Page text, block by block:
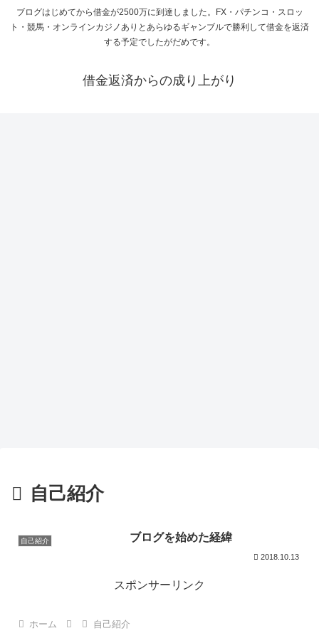
ブログはじめてから借金が2500万に到達しました。FX・パチンコ・スロッ
ト・競馬・オンラインカジノありとあらゆるギャンブルで勝利して借金を返済
する予定でしたがだめです。
借金返済からの成り上がり
自己紹介
自己紹介 ブログを始めた経緯
2018.10.13
スポンサーリンク
ホーム 自己紹介